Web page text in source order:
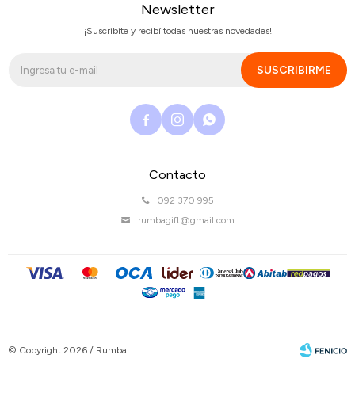
Contacto
092 370 995
rumbagift@gmail.com
Newsletter
¡Suscribite y recibí todas nuestras novedades!
SUSCRIBIRME
  
© Copyright 2026 / Rumba